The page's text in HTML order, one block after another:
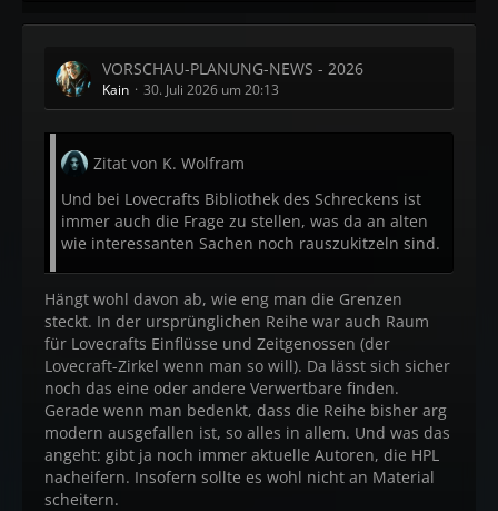
VORSCHAU-PLANUNG-NEWS - 2026
Kain 30. Juli 2026 um 20:13
Zitat von K. Wolfram
Und bei Lovecrafts Bibliothek des Schreckens ist
immer auch die Frage zu stellen, was da an alten
wie interessanten Sachen noch rauszukitzeln sind.
Hängt wohl davon ab, wie eng man die Grenzen
steckt. In der ursprünglichen Reihe war auch Raum
für Lovecrafts Einflüsse und Zeitgenossen (der
Lovecraft-Zirkel wenn man so will). Da lässt sich sicher
noch das eine oder andere Verwertbare finden.
Gerade wenn man bedenkt, dass die Reihe bisher arg
modern ausgefallen ist, so alles in allem. Und was das
angeht: gibt ja noch immer aktuelle Autoren, die HPL
nacheifern. Insofern sollte es wohl nicht an Material
scheitern.